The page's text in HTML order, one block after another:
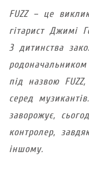
FUZZ – це
гітарист Джимі
З дитинства
під назвою
серед
заворожує,
контролер,
іншому.